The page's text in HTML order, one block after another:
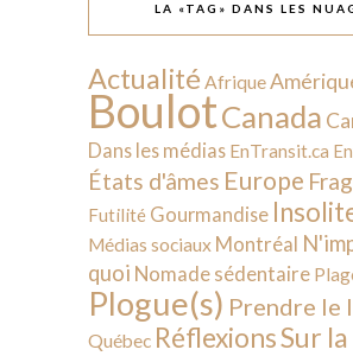
LA «TAG» DANS LES
Actualité Afrique
BoulotCanada
Dans les médias EnTransit.ca
États d'âmes Europe
Futilité Gourmandise
Médias sociaux Montréal
quoi Nomade sédentaire
Plogue(s) Prendre le
Québec RéflexionsSur